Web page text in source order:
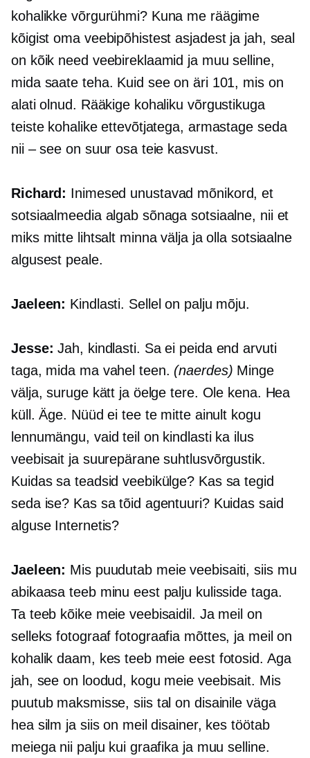
kohalikke võrgurühmi? Kuna me räägime
kõigist oma veebipõhistest asjadest ja jah, seal
on kõik need veebireklaamid ja muu selline,
mida saate teha. Kuid see on äri 101, mis on
alati olnud. Rääkige kohaliku võrgustikuga
teiste kohalike ettevõtjatega, armastage seda
nii – see on suur osa teie kasvust.
Richard: Inimesed unustavad mõnikord, et
sotsiaalmeedia algab sõnaga sotsiaalne, nii et
miks mitte lihtsalt minna välja ja olla sotsiaalne
algusest peale.
Jaeleen: Kindlasti. Sellel on palju mõju.
Jesse: Jah, kindlasti. Sa ei peida end arvuti
taga, mida ma vahel teen. (naerdes) Minge
välja, suruge kätt ja öelge tere. Ole kena. Hea
küll. Äge. Nüüd ei tee te mitte ainult kogu
lennumängu, vaid teil on kindlasti ka ilus
veebisait ja suurepärane suhtlusvõrgustik.
Kuidas sa teadsid veebikülge? Kas sa tegid
seda ise? Kas sa tõid agentuuri? Kuidas said
alguse Internetis?
Jaeleen: Mis puudutab meie veebisaiti, siis mu
abikaasa teeb minu eest palju kulisside taga.
Ta teeb kõike meie veebisaidil. Ja meil on
selleks fotograaffotograafia mõttes, ja meil on
kohalik daam, kes teeb meie eest fotosid. Aga
jah, see on loodud, kogu meie veebisait. Mis
puutub maksmisse, siis tal on disainile väga
hea silm ja siis on meil disainer, kes töötab
meiega nii palju kui graafika ja muu selline.